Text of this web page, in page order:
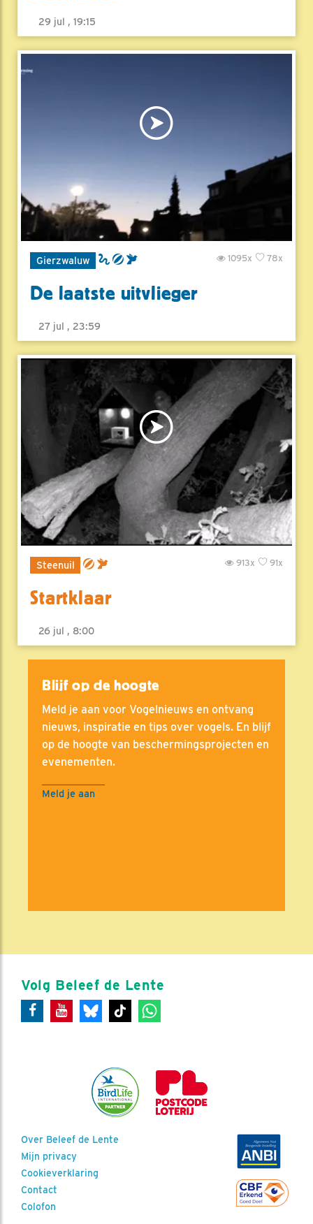
29 jul , 19:15
Gierzwaluw 78x
1095x
De laatste uitvlieger
27 jul , 23:59
Steenuil 91x
913x
Startklaar
26 jul , 8:00
Blijf op de hoogte
Meld je aan voor Vogelnieuws en ontvang
nieuws, inspiratie en tips over vogels. En blijf
op de hoogte van beschermingsprojecten en
evenementen.
Meld je aan
Volg Beleef de Lente
Over Beleef de Lente
Mijn privacy
Cookieverklaring
Contact
Colofon